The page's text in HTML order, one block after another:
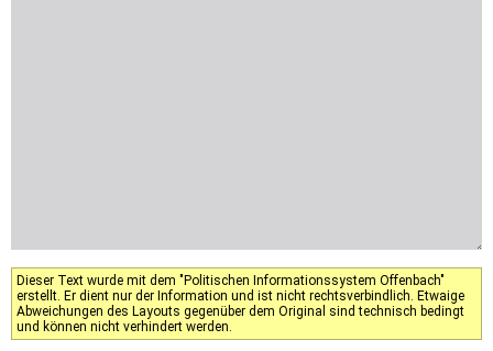
Dieser Text wurde mit dem "Politischen Informationssystem Offenbach"
erstellt. Er dient nur der Information und ist nicht rechtsverbindlich. Etwaige
Abweichungen des Layouts gegenüber dem Original sind technisch bedingt
und können nicht verhindert werden.